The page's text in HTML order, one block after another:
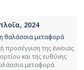
2024
θαλάσσια μεταφορά
προσέγγιση της έννοιας
και της ευθύνης
μεταφορά